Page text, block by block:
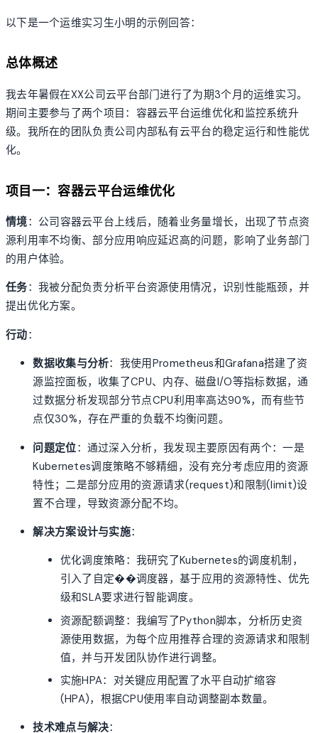
以下是一个运维实习生小明的示例回答：
总体概述
我去年暑假在XX公司云平台部门进行了为期3个月的运维实习。
期间主要参与了两个项目：容器云平台运维优化和监控系统升
级。我所在的团队负责公司内部私有云平台的稳定运行和性能优
化。
项目一：容器云平台运维优化
情境：公司容器云平台上线后，随着业务量增长，出现了节点资
源利用率不均衡、部分应用响应延迟高的问题，影响了业务部门
的用户体验。
任务：我被分配负责分析平台资源使用情况，识别性能瓶颈，并
提出优化方案。
行动：
数据收集与分析：我使用Prometheus和Grafana搭建了资
源监控面板，收集了CPU、内存、磁盘I/O等指标数据，通
过数据分析发现部分节点CPU利用率高达90%，而有些节
点仅30%，存在严重的负载不均衡问题。
问题定位：通过深入分析，我发现主要原因有两个：一是
Kubernetes调度策略不够精细，没有充分考虑应用的资源
特性；二是部分应用的资源请求(request)和限制(limit)设
置不合理，导致资源分配不均。
解决方案设计与实施：
优化调度策略：我研究了Kubernetes的调度机制，
引入了自定��调度器，基于应用的资源特性、优先
级和SLA要求进行智能调度。
资源配额调整：我编写了Python脚本，分析历史资
源使用数据，为每个应用推荐合理的资源请求和限制
值，并与开发团队协作进行调整。
实施HPA：对关键应用配置了水平自动扩缩容
(HPA)，根据CPU使用率自动调整副本数量。
技术难点与解决：